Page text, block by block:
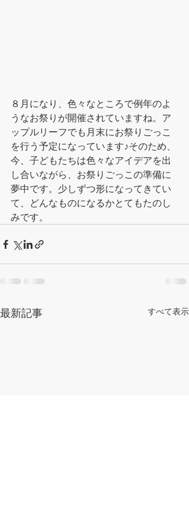
８月になり、色々なところで例年のよ
うなお祭りが開催されていますね。ア
ップルリーフでも月末にお祭りごっこ
を行う予定になっています♪そのため、
今、子どもたちは色々なアイデアを出
し合いながら、お祭りごっこの準備に
夢中です。少しずつ形になってきてい
て、どんなものになるかとてもたのし
みです。
最新記事 すべて表示